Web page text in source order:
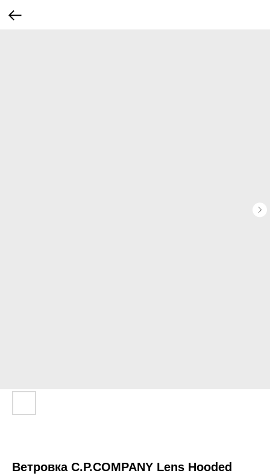
Ветровка C.P.COMPANY Lens Hooded